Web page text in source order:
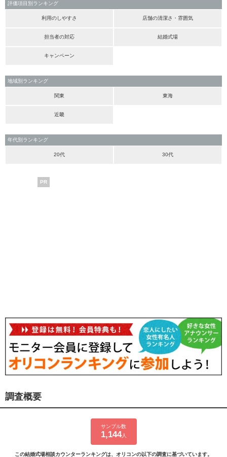
評価項目別ランキング
利用のしやすさ 店舗の清潔さ・雰囲気
担当者の対応 結婚式場
キャンペーン
地域別ランキング
関東 東海
近畿
年代別ランキング
20代 30代
PR
調査概要
サンプル数
1,144人
この結婚式場相談カウンターランキングは、オリコンの以下の調査に基づいています。